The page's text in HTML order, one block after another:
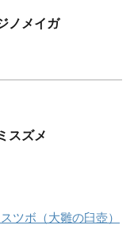
ノメイガ
スズメ
ツボ（大雛の臼壺）